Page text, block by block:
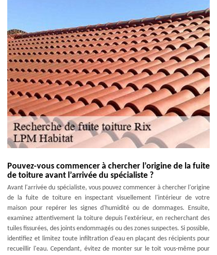
Pouvez-vous commencer à chercher l’origine de la fuite
de toiture avant l’arrivée du spécialiste ?
Avant l'arrivée du spécialiste, vous pouvez commencer à chercher l'origine
de la fuite de toiture en inspectant visuellement l'intérieur de votre
maison pour repérer les signes d'humidité ou de dommages. Ensuite,
examinez attentivement la toiture depuis l'extérieur, en recherchant des
tuiles fissurées, des joints endommagés ou des zones suspectes. Si possible,
identifiez et limitez toute infiltration d'eau en plaçant des récipients pour
recueillir l'eau. Cependant, évitez de monter sur le toit vous-même pour